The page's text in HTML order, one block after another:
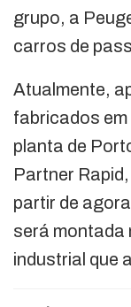
grupo, a
carros de
Atualmente,
fabricados
planta de
Partner
partir de
será montada
industrial que